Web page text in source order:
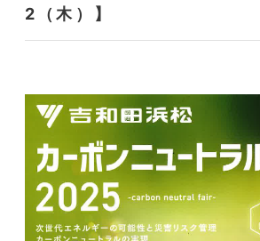
2（木）】